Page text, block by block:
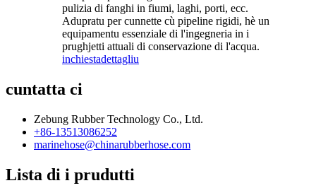
pulizia di fanghi in fiumi, laghi, porti, ecc.
Adupratu per cunnette cù pipeline rigidi, hè un
equipamentu essenziale di l'ingegneria in i
prughjetti attuali di conservazione di l'acqua.
inchiestadettagliu
cuntatta ci
Zebung Rubber Technology Co., Ltd.
+86-13513086252
marinehose@chinarubberhose.com
Lista di i prudutti